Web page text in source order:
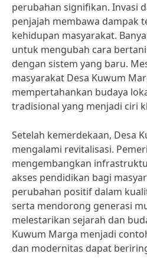
perubahan signifikan. Invasi
penjajah membawa dampak
kehidupan masyarakat.
untuk mengubah cara
dengan sistem yang baru.
masyarakat Desa Kuwum
mempertahankan budaya
tradisional yang menjadi ciri
Setelah kemerdekaan, Desa
mengalami revitalisasi.
mengembangkan
akses pendidikan bagi
perubahan positif dalam
serta mendorong generasi
melestarikan sejarah dan
Kuwum Marga menjadi
dan modernitas dapat